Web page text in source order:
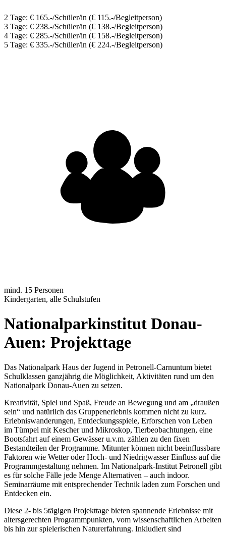
2 Tage: € 165.-/Schüler/in (€ 115.-/Begleitperson)
3 Tage: € 238.-/Schüler/in (€ 138.-/Begleitperson)
4 Tage: € 285.-/Schüler/in (€ 158.-/Begleitperson)
5 Tage: € 335.-/Schüler/in (€ 224.-/Begleitperson)
mind. 15 Personen
Kindergarten, alle Schulstufen
Nationalparkinstitut Donau-
Auen: Projekttage
Das Nationalpark Haus der Jugend in Petronell-Carnuntum bietet
Schulklassen ganzjährig die Möglichkeit, Aktivitäten rund um den
Nationalpark Donau-Auen zu setzen.
Kreativität, Spiel und Spaß, Freude an Bewegung und am „draußen
sein“ und natürlich das Gruppenerlebnis kommen nicht zu kurz.
Erlebniswanderungen, Entdeckungsspiele, Erforschen von Leben
im Tümpel mit Kescher und Mikroskop, Tierbeobachtungen, eine
Bootsfahrt auf einem Gewässer u.v.m. zählen zu den fixen
Bestandteilen der Programme. Mitunter können nicht beeinflussbare
Faktoren wie Wetter oder Hoch- und Niedrigwasser Einfluss auf die
Programmgestaltung nehmen. Im Nationalpark-Institut Petronell gibt
es für solche Fälle jede Menge Alternativen – auch indoor.
Seminarräume mit entsprechender Technik laden zum Forschen und
Entdecken ein.
Diese 2- bis 5tägigen Projekttage bieten spannende Erlebnisse mit
altersgerechten Programmpunkten, vom wissenschaftlichen Arbeiten
bis hin zur spielerischen Naturerfahrung. Inkludiert sind